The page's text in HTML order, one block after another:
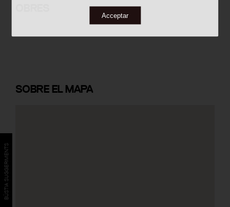
Acceptar
Habitatges Vallcarca
SOBREEL MAPA
BÚSTIA SUGGERIMENTS